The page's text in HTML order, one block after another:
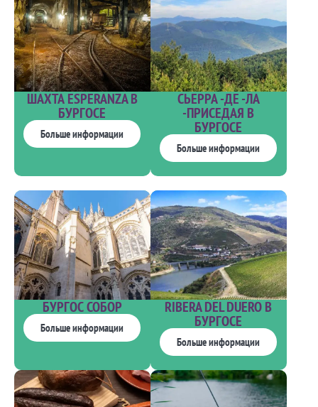
ШАХТА ESPERANZA В
БУРГОСЕ
Больше информации
СЬЕРРА -ДЕ -ЛА
-ПРИСЕДАЯ В
БУРГОСЕ
Больше информации
БУРГОС СОБОР
Больше информации
RIBERA DEL DUERO В
БУРГОСЕ
Больше информации